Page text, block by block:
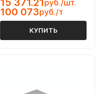
15 371.21 руб./шт.
100 073руб./т
КУПИТЬ